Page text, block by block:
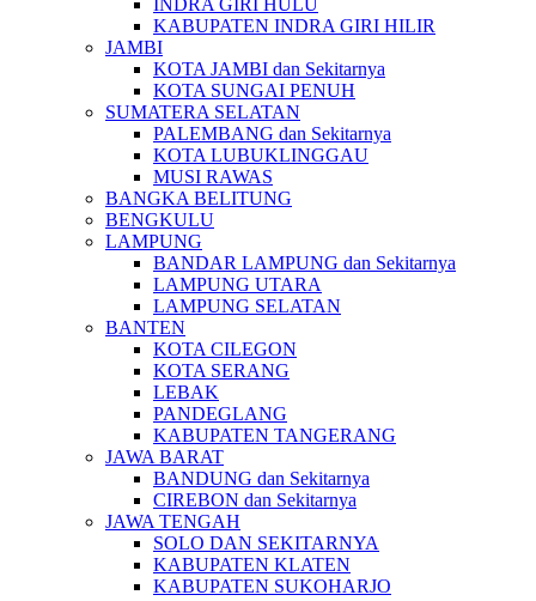
INDRA GIRI HULU
KABUPATEN INDRA GIRI HILIR
JAMBI
KOTA JAMBI dan Sekitarnya
KOTA SUNGAI PENUH
SUMATERA SELATAN
PALEMBANG dan Sekitarnya
KOTA LUBUKLINGGAU
MUSI RAWAS
BANGKA BELITUNG
BENGKULU
LAMPUNG
BANDAR LAMPUNG dan Sekitarnya
LAMPUNG UTARA
LAMPUNG SELATAN
BANTEN
KOTA CILEGON
KOTA SERANG
LEBAK
PANDEGLANG
KABUPATEN TANGERANG
JAWA BARAT
BANDUNG dan Sekitarnya
CIREBON dan Sekitarnya
JAWA TENGAH
SOLO DAN SEKITARNYA
KABUPATEN KLATEN
KABUPATEN SUKOHARJO